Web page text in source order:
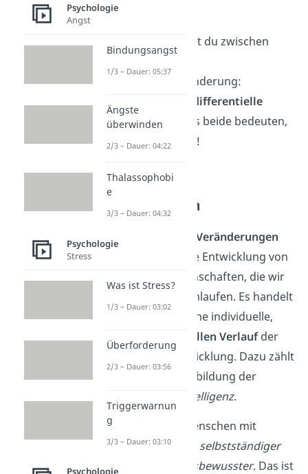
weiterentwickelt
Dabei unterscheidest du zwischen
zwei Formen der
Persönlichkeitsveränderung:
alterstypische
differentielle
Veränderungen
. Was beide bedeuten,
erklären wir dir jetzt!
Alterstypische
Veränderungen
Die alterstypischen
Veränderungen
beziehen sich auf die Entwicklung von
Persönlichkeitseigenschaften, die wir
und durchlaufen. Es handelt
sich also nicht um eine individuelle,
sondern den
generellen Verlaufder
Persönlichkeitsentwicklung. Dazu zählt
zum Beispiel die Ausbildung der
Intelligenz.
Auch werden alle Menschen mit
zunehmendem Alter selbstständiger
und verantwortungsbewusster. Das ist
Psychologie
Angst
Bindungsangst
1/3 – Dauer: 05:37
Ängste
überwinden
2/3 – Dauer: 04:22
Thalassophobi
e
3/3 – Dauer: 04:32
Psychologie
Stress
Was ist Stress?
1/3 – Dauer: 03:02
Überforderung
2/3 – Dauer: 03:56
Triggerwarnun
g
3/3 – Dauer: 03:10
Psychologie